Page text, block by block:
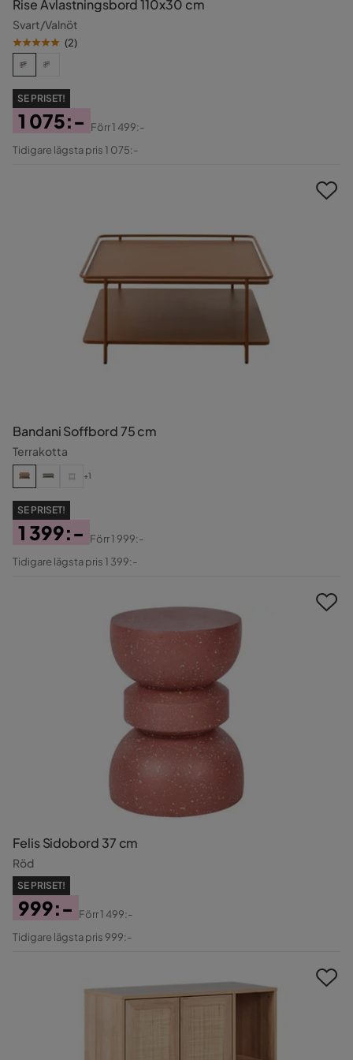
Rise Avlastningsbord 110x30 cm
Svart/Valnöt
(2)
SE PRISET!
Pris
1 075:-
Original
Förr1 499:-
Tidigare lägsta pris 1 075:-
Bandani Soffbord 75 cm
Terrakotta
+1
SE PRISET!
Pris
1 399:-
Original
Förr1 999:-
Tidigare lägsta pris 1 399:-
Felis Sidobord 37 cm
Röd
SE PRISET!
Pris
999:-
Original
Förr1 499:-
Tidigare lägsta pris 999:-